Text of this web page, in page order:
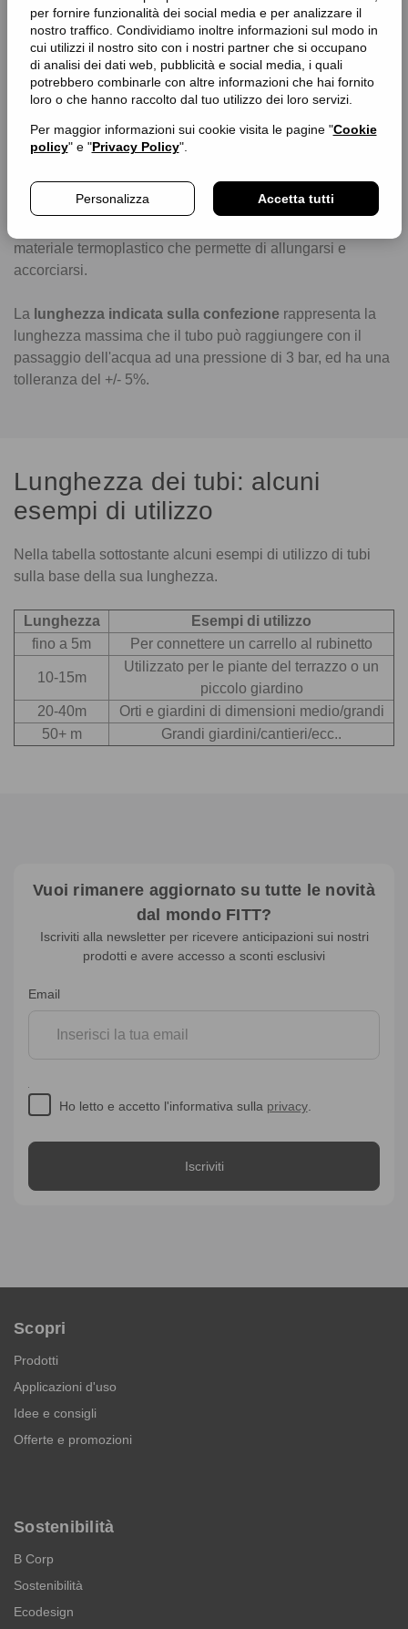
per fornire funzionalità dei social media e per analizzare il
nostro traffico. Condividiamo inoltre informazioni sul modo in
cui utilizzi il nostro sito con i nostri partner che si occupano
di analisi dei dati web, pubblicità e social media, i quali
potrebbero combinarle con altre informazioni che hai fornito
loro o che hanno raccolto dal tuo utilizzo dei loro servizi.
Per maggior informazioni sui cookie visita le pagine "Cookie
policy" e "Privacy Policy".
Personalizza Accetta tutti
Tubi estensibili: come
con la pressione dell'acqua durante l'uso, tornando alla
sua forma naturale dopo l'utilizzo, senza attorcigliarsi,
materiale termoplastico che permette di allungarsi e
accorciarsi.
La lunghezza indicata sulla confezione rappresenta la
lunghezza massima che il tubo può raggiungere con il
passaggio dell'acqua ad una pressione di 3 bar, ed ha una
tolleranza del +/- 5%.
Lunghezza dei tubi: alcuni
esempi di utilizzo
Nella tabella sottostante alcuni esempi di utilizzo di tubi
sulla base della sua lunghezza.
Lunghezza
Esempi di utilizzo
fino a 5m
Per connettere un carrello al rubinetto
10-15m
Utilizzato per le piante del terrazzo o un
piccolo giardino
20-40m
Orti e giardini di dimensioni medio/grandi
50+ m
Grandi giardini/cantieri/ecc..
Vuoi rimanere aggiornato su tutte le novità
dal mondo FITT?
Iscriviti alla newsletter per ricevere anticipazioni sui nostri
prodotti e avere accesso a sconti esclusivi
Iscrizione
newsletter
Email
Ho letto e accetto l'informativa sulla privacy.
Scopri
Prodotti
Applicazioni d'uso
Idee e consigli
Offerte e promozioni
Sostenibilità
B Corp
Sostenibilità
Ecodesign